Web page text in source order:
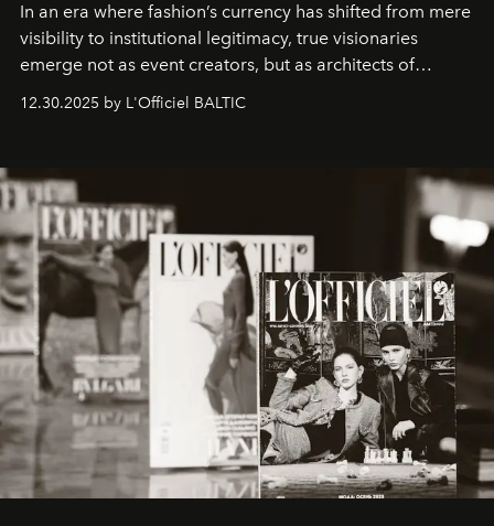
In an era where fashion’s currency has shifted from mere
visibility to institutional legitimacy, true visionaries
emerge not as event creators, but as architects of
ecosystems.
Sabrina Spinelli
brand strategist with three decades of mastery in luxury,
framework where creativity, commerce, and culture
converge with surgical precision.
12.30.2025 by L'Officiel BALTIC